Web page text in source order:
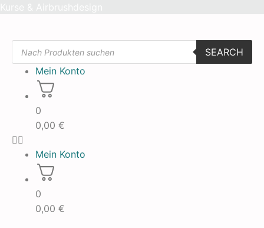
Products
search
SEARCH
Mein Konto
0
0,00 €
Mein Konto
0
0,00 €